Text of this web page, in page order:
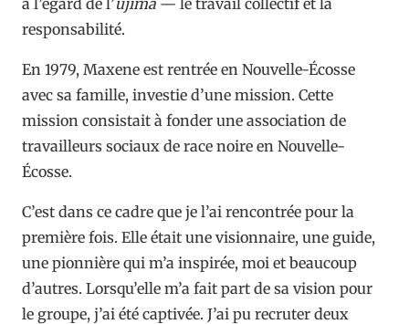
responsabilité.
En 1979, Maxene est rentrée en Nouvelle-Écosse
avec sa famille, investie d’une mission. Cette
mission consistait à fonder une association de
travailleurs sociaux de race noire en Nouvelle-
Écosse.
C’est dans ce cadre que je l’ai rencontrée pour la
première fois. Elle était une visionnaire, une guide,
une pionnière qui m’a inspirée, moi et beaucoup
d’autres. Lorsqu’elle m’a fait part de sa vision pour
le groupe, j’ai été captivée. J’ai pu recruter deux